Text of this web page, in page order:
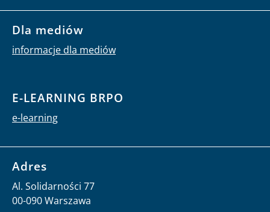
Dla mediów
informacje dla mediów
E-LEARNING BRPO
e-learning
Adres
Al. Solidarności 77
00-090 Warszawa